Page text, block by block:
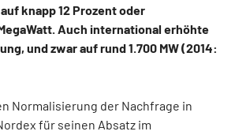
knapp 12 Prozent oder
Auch international erhöhte
und zwar auf rund 1.700 MW (2014:
Normalisierung der Nachfrage in
für seinen Absatz im